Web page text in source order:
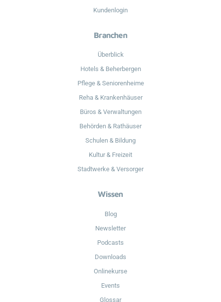
Kundenlogin
Branchen
Überblick
Hotels & Beherbergen
Pflege & Seniorenheime
Reha & Krankenhäuser
Büros & Verwaltungen
Behörden & Rathäuser
Schulen & Bildung
Kultur & Freizeit
Stadtwerke & Versorger
Wissen
Blog
Newsletter
Podcasts
Downloads
Onlinekurse
Events
Glossar